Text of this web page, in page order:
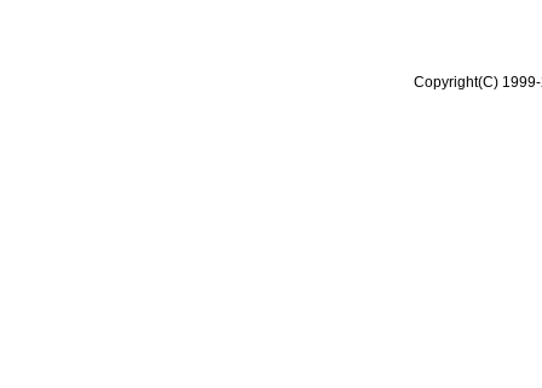
Copyright(C)